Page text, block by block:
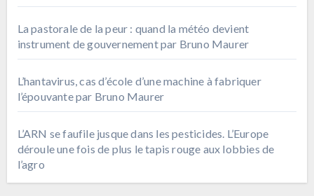
La pastorale de la peur : quand la météo devient
instrument de gouvernement par Bruno Maurer
L’hantavirus, cas d’école d’une machine à fabriquer
l’épouvante par Bruno Maurer
L’ARN se faufile jusque dans les pesticides. L’Europe
déroule une fois de plus le tapis rouge aux lobbies de
l’agro